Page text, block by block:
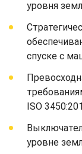
уровня
спуске с
ISO
уровне